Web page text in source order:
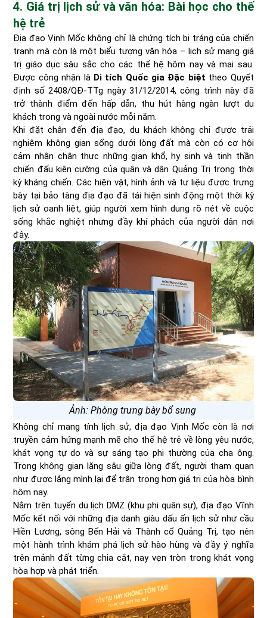
4. Giá trị lịch sử và văn hóa: Bài học cho thế
hệ trẻ
Địa đạo Vịnh Mốc không chỉ là chứng tích bi tráng của chiến
tranh mà còn là một biểu tượng văn hóa – lịch sử mang giá
trị giáo dục sâu sắc cho các thế hệ hôm nay và mai sau.
Được công nhận là Di tích Quốc gia Đặc biệt theo Quyết
định số 2408/QĐ-TTg ngày 31/12/2014, công trình này đã
trở thành điểm đến hấp dẫn, thu hút hàng ngàn lượt du
khách trong và ngoài nước mỗi năm.
Khi đặt chân đến địa đạo, du khách không chỉ được trải
nghiệm không gian sống dưới lòng đất mà còn có cơ hội
cảm nhận chân thực những gian khổ, hy sinh và tinh thần
chiến đấu kiên cường của quân và dân Quảng Trị trong thời
kỳ kháng chiến. Các hiện vật, hình ảnh và tư liệu được trưng
bày tại bảo tàng địa đạo đã tái hiện sinh động một thời kỳ
lịch sử oanh liệt, giúp người xem hình dung rõ nét về cuộc
sống khắc nghiệt nhưng đầy khí phách của người dân nơi
đây.
Ảnh: Phòng trưng bày bổ sung
Không chỉ mang tính lịch sử, địa đạo Vịnh Mốc còn là nơi
truyền cảm hứng mạnh mẽ cho thế hệ trẻ về lòng yêu nước,
khát vọng tự do và sự sáng tạo phi thường của cha ông.
Trong không gian lặng sâu giữa lòng đất, người tham quan
như được lắng mình lại để trân trọng hơn giá trị của hòa bình
hôm nay.
Nằm trên tuyến du lịch DMZ (khu phi quân sự), địa đạo Vĩnh
Mốc kết nối với những địa danh giàu dấu ấn lịch sử như cầu
Hiền Lương, sông Bến Hải và Thành cổ Quảng Trị, tạo nên
một hành trình khám phá lịch sử hào hùng và đầy ý nghĩa
trên mảnh đất từng chia cắt, nay vẹn tròn trong khát vọng
hòa hợp và phát triển.